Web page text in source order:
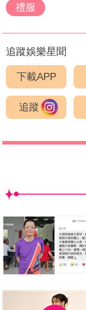
禮服
追蹤娛樂星聞
下載APP
追蹤